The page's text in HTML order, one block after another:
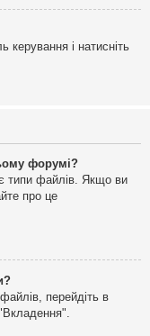
керування і натисніть
форумі?
типи файлів. Якщо ви
про це
перейдіть в